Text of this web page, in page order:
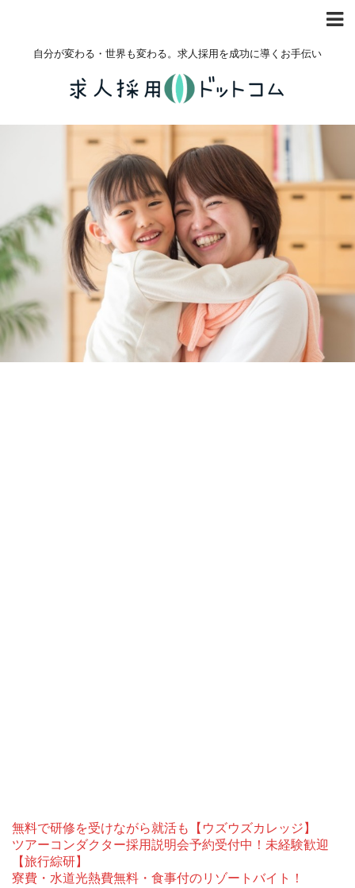
自分が変わる・世界も変わる。求人採用を成功に導くお手伝い
無料で研修を受けながら就活も【ウズウズカレッジ】
ツアーコンダクター採用説明会予約受付中！未経験歓迎
【旅行綜研】
寮費・水道光熱費無料・食事付のリゾートバイト！